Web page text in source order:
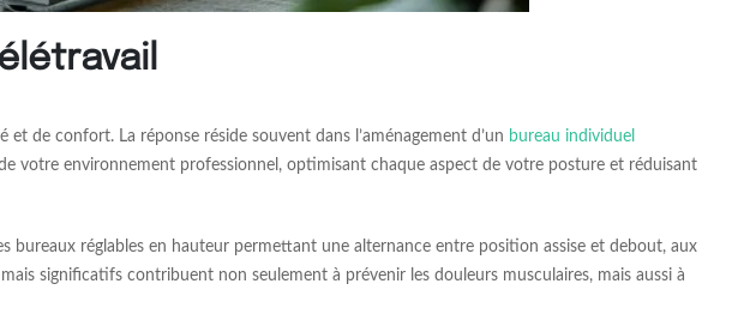
de confort. La réponse réside souvent dans l’aménagement d’un bureau individuel
votre environnement professionnel, optimisant chaque aspect de votre posture et réduisant
bureaux réglables en hauteur permettant une alternance entre position assise et debout, aux
significatifs contribuent non seulement à prévenir les douleurs musculaires, mais aussi à